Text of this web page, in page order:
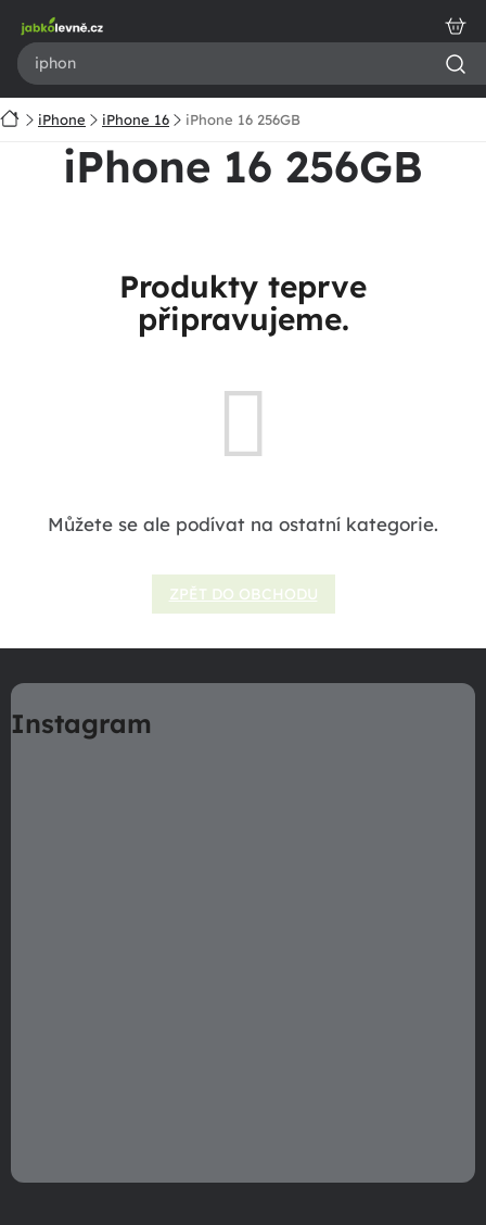
obsah
DomůiPhone iPhone 16 iPhone 16 256GB
iPhone 16 256GB
Produkty teprve
připravujeme.
Můžete se ale podívat na ostatní kategorie.
ZPĚT DO OBCHODU
á
pInstagram